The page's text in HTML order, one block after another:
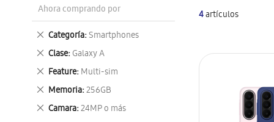
4artículos
Ahora comprando por
Categoría Smartphones
Eliminar
este
artículo
Clase Galaxy A
Eliminar
este
artículo
Feature Multi-sim
Eliminar
este
artículo
Memoria 256GB
Eliminar
este
artículo
Camara 24MP o más
Eliminar